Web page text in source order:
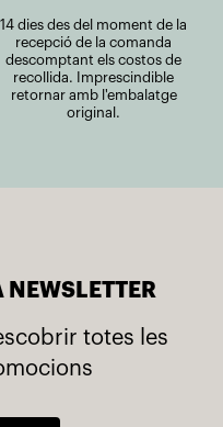
14 dies des del moment de la
recepció de la comanda
descomptant els costos de
recollida. Imprescindible
retornar amb l'embalatge
original.
totes les